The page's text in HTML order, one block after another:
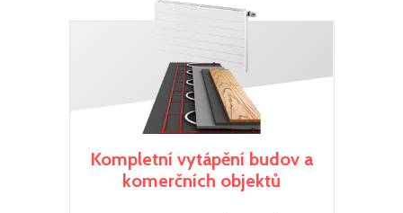
Kompletní vytápění budov a
komerčních objektů